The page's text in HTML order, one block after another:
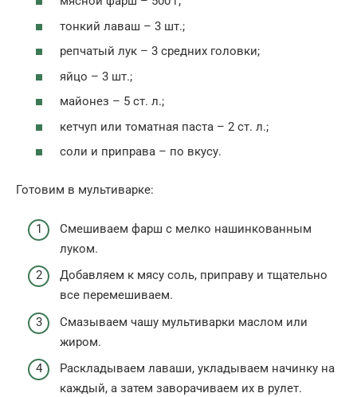
тонкий лаваш – 3 шт.;
репчатый лук – 3 средних головки;
яйцо – 3 шт.;
майонез – 5 ст. л.;
кетчуп или томатная паста – 2 ст. л.;
соли и приправа – по вкусу.
Готовим в мультиварке:
Смешиваем фарш с мелко нашинкованным
луком.
Добавляем к мясу соль, приправу и тщательно
все перемешиваем.
Смазываем чашу мультиварки маслом или
жиром.
Раскладываем лаваши, укладываем начинку на
каждый, а затем заворачиваем их в рулет.